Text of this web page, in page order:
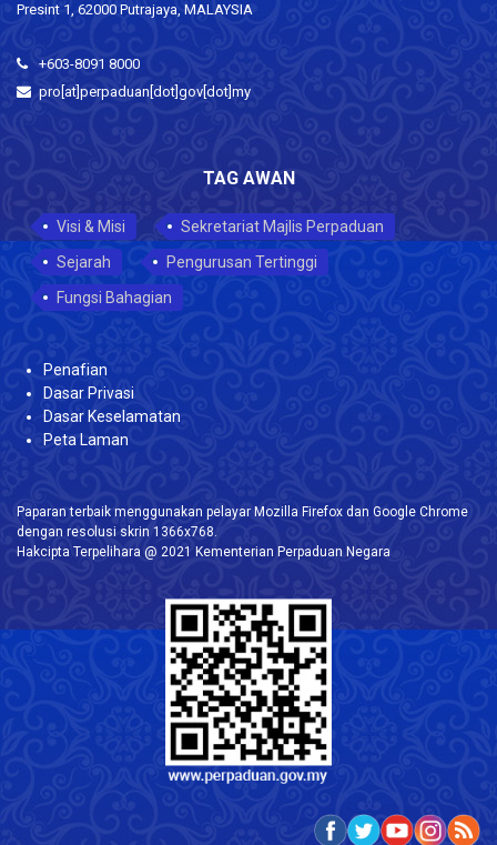
Presint 1, 62000 Putrajaya, MALAYSIA
+603-8091 8000
pro[at]perpaduan[dot]gov[dot]my
TAG AWAN
Visi & Misi
Sekretariat Majlis Perpaduan
Sejarah
Pengurusan Tertinggi
Fungsi Bahagian
Penafian
Dasar Privasi
Dasar Keselamatan
Peta Laman
Paparan terbaik menggunakan pelayar Mozilla Firefox dan Google Chrome
dengan resolusi skrin 1366x768.
Hakcipta Terpelihara @ 2021 Kementerian Perpaduan Negara